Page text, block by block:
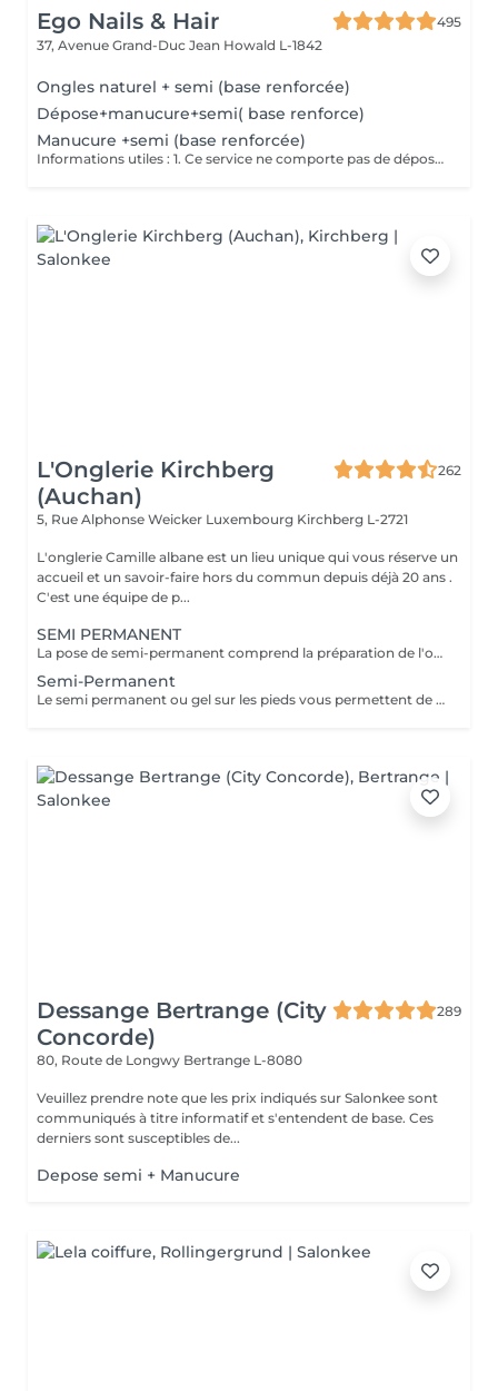
Ego Nails & Hair
495
37, Avenue Grand-Duc Jean Howald L-1842
Ongles naturel + semi (base renforcée)
Dépose+manucure+semi( base renforce)
Manucure +semi (base renforcée)
Informations utiles : 1. Ce service ne comporte pas de dépose vos ongles doivent être nu pour ce service si vos ongles nécessite une dépose veuillez choisir la dépose adéquate merci. 2. Ce service ne comporte pas de French ni de Nails si vous en souhaitez il vous suffit de vous rendre dans la rubrique Nails art pour en ajouter merci. Description de la prestation : - Traitement des cuticules - limage des ongles - pose d'un Semi Permanent (1 couleur )
L'Onglerie Kirchberg
(Auchan)
262
5, Rue Alphonse Weicker Luxembourg Kirchberg L-2721
L'onglerie Camille albane est un lieu unique qui vous réserve un
accueil et un savoir-faire hors du commun depuis déjà 20 ans .
C'est une équipe de p...
SEMI PERMANENT
La pose de semi-permanent comprend la préparation de l'ongle, la mise en forme, le soin des cuticules et l'application de la couleur choisie. Grâce à sa tenue longue durée, le semi-permanent offre une brillance parfaite et une tenue de 2 à 3 semaines, sans ecaillement, pour des ongles impeccables au quotidien.
Semi-Permanent
Le semi permanent ou gel sur les pieds vous permettent de conserver , tel un vernis longue durée , une couleur pour une tenue de 4 à 6 semaines ( maximum) . Le retrait doit se faire en institut uniquement et nous recommandons de demander conseil à une de nos collaboratrices quant à la répétition de cette prestation. Comme chaque cliente est unique nous vous invitons à nous contacter pour d'avantages d'informations .
Dessange Bertrange (City
Concorde)
289
80, Route de Longwy Bertrange L-8080
Veuillez prendre note que les prix indiqués sur Salonkee sont
communiqués à titre informatif et s'entendent de base. Ces
derniers sont susceptibles de...
Depose semi + Manucure